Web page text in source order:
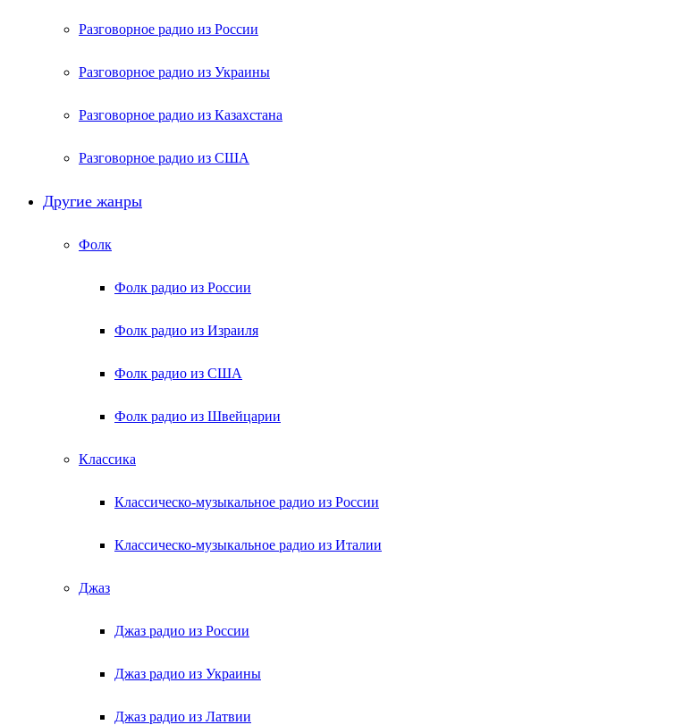
Разговорное радио из России
Разговорное радио из Украины
Разговорное радио из Казахстана
Разговорное радио из США
Другие жанры
Фолк
Фолк радио из России
Фолк радио из Израиля
Фолк радио из США
Фолк радио из Швейцарии
Классика
Классическо-музыкальное радио из России
Классическо-музыкальное радио из Италии
Джаз
Джаз радио из России
Джаз радио из Украины
Джаз радио из Латвии